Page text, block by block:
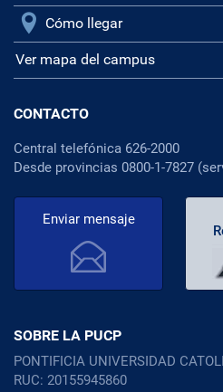
Cómo llegar
Ver mapa del campus
CONTACTO
Central telefónica 626-2000
Desde provincias 0800-1-7827
Enviar mensaje
SOBRE LA PUCP
PONTIFICIA UNIVERSIDAD
RUC: 20155945860